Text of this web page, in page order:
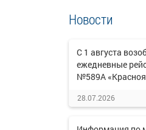
Новости
С 1 августа
ежедневные
№589А
28.07.2026